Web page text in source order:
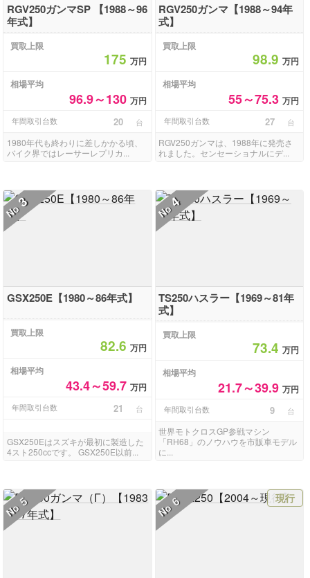
RGV250ガンマSP 【1988～96
年式】
買取上限
175万円
相場平均
96.9～130万円
年間取引台数 20 台
1980年代も終わりに差しかかる頃、
バイク界ではレーサーレプリカ...
RGV250ガンマ【1988～94年
式】
買取上限
98.9 万円
相場平均
55～75.3 万円
年間取引台数 27 台
RGV250ガンマは、1988年に発売さ
れました。センセーショナルにデ...
No
3
GSX250E【1980～86年式】
買取上限
82.6万円
相場平均
43.4～59.7万円
年間取引台数 21 台
GSX250Eはスズキが最初に製造した
4スト250ccです。 GSX250E以前...
No
4
TS250ハスラー【1969～81年
式】
買取上限
73.4 万円
相場平均
21.7～39.9 万円
年間取引台数 9 台
世界モトクロスGP参戦マシン
「RH68」のノウハウを市販車モデル
に...
No
5 No
6 現行